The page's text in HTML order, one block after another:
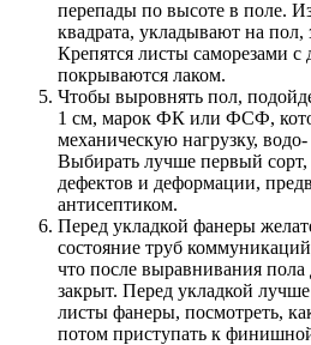
перепады по высоте в поле.
квадрата, укладывают на
Крепятся листы саморезами с
покрываются лаком.
Чтобы выровнять пол,
1 см, марок ФК или ФСФ,
механическую нагрузку,
Выбирать лучше первый
дефектов и деформации,
антисептиком.
Перед укладкой фанеры
состояние труб
что после выравнивания пола
закрыт. Перед укладкой
листы фанеры, посмотреть,
потом приступать к